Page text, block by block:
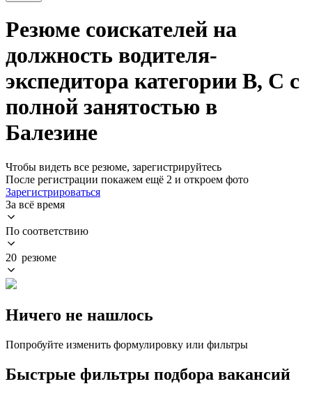
Резюме соискателей на
должность водителя-
экспедитора категории B, C с
полной занятостью в
Балезине
Чтобы видеть все резюме, зарегистрируйтесь
После регистрации покажем ещё 2 и откроем фото
Зарегистрироваться
За всё время
По соответствию
20 резюме
Ничего не нашлось
Попробуйте изменить формулировку или фильтры
Быстрые фильтры подбора вакансий